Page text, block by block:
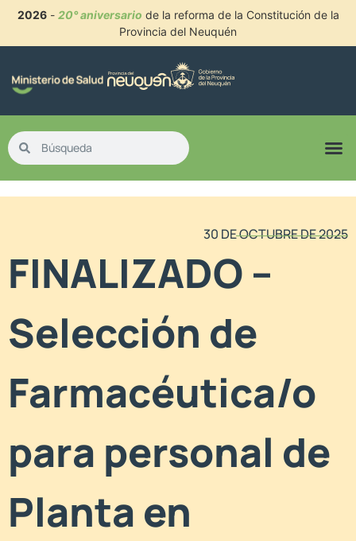
2026- 20° aniversario de la reforma de la Constitución de la
Provincia del Neuquén
30 DE OCTUBRE DE 2025
FINALIZADO –
Selección de
Farmacéutica/o
para personal de
Planta en